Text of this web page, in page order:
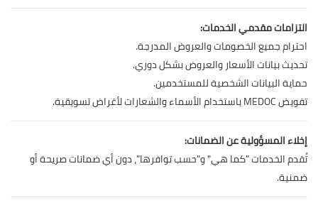
التزامات مقدمي الخدمات:
احترام جميع الخصومات والعروض المدرجة.
تحديث بيانات الأسعار والعروض بشكل دوري.
حماية البيانات الشخصية للمستخدمين.
تفويض MEDOC باستخدام الأسماء والشعارات لأغراض تسويقية.
إخلاء المسؤولية عن الضمانات:
تُقدم الخدمات "كما هي" و"حسب توافرها"، دون أي ضمانات صريحة أو
ضمنية.